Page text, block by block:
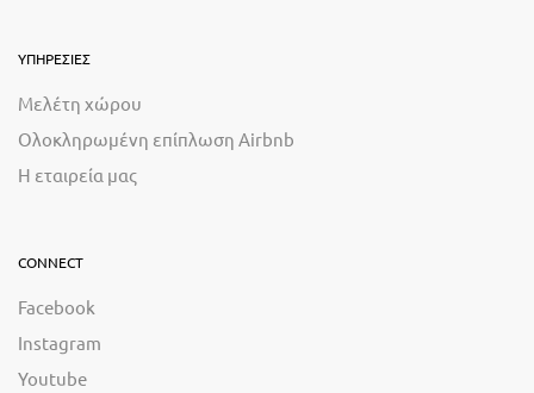
ΥΠΗΡΕΣΙΕΣ
Μελέτη χώρου
Ολοκληρωμένη επίπλωση Airbnb
Η εταιρεία μας
CONNECT
Facebook
Instagram
Youtube